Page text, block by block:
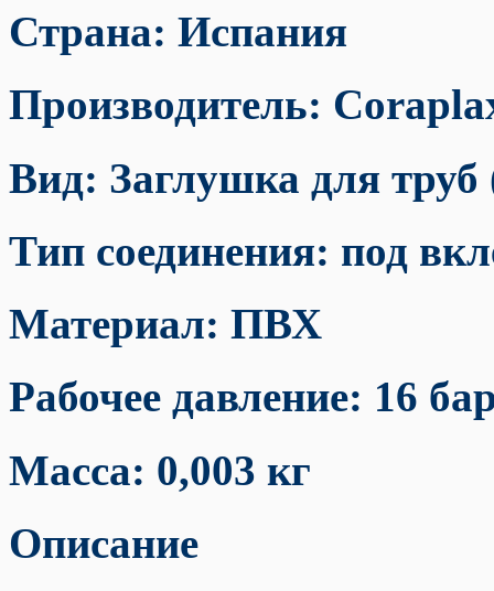
Страна: Испания
Производитель:
Вид: Заглушка для
Тип соединения: под
Материал: ПВХ
Рабочее давление: 16
Масса: 0,003 кг
Описание